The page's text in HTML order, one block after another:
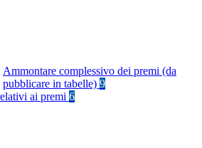
Ammontare complessivo dei premi (da
pubblicare in tabelle) 9
ai premi 6